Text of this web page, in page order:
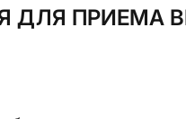
ПРИЕМА